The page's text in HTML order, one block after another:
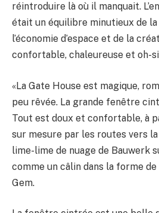
réintroduire là où il manquait.
était un équilibre minutieux de
l’économie d’espace et de la
confortable, chaleureuse et oh-
«La Gate House est magique,
peu rêvée. La grande fenêtre
Tout est doux et confortable, à
sur mesure par les routes vers
lime-lime de nuage de Bauwerk
comme un câlin dans la forme
Gem.